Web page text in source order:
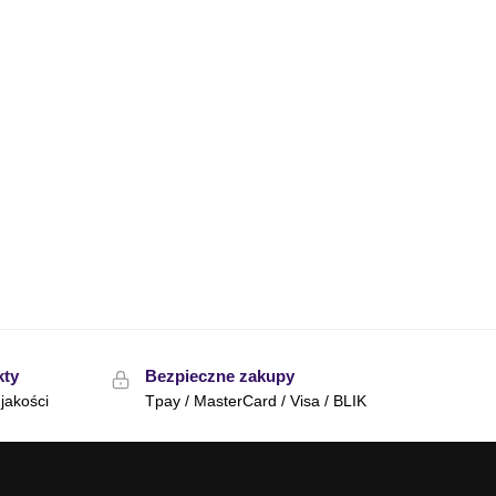
Bezpieczne zakupy
Tpay / MasterCard / Visa / BLIK